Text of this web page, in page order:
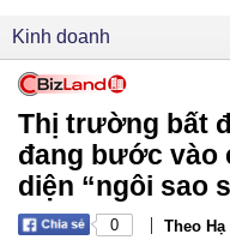
Kinh doanh
Thị trường bất
đang bước vào
diện “ngôi sao
0 | Theo Hạ